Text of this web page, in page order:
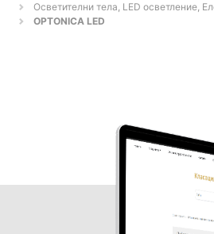
Осветителни тела, LED осветление,
OPTONICA LED